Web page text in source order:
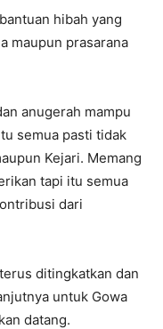
hibah yang
maupun prasarana
anugerah mampu
semua pasti tidak
Kejari. Memang
tapi itu semua
dari
ditingkatkan dan
untuk Gowa
datang.